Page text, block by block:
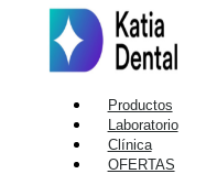
Productos
Laboratorio
Clínica
OFERTAS